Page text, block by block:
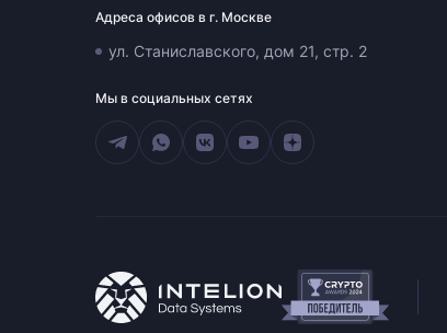
Адреса офисов в г. Москве
ул. Станиславского, дом 21, стр. 2
Мы в социальных сетях